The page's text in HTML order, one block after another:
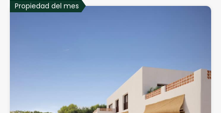
Propiedad del mes